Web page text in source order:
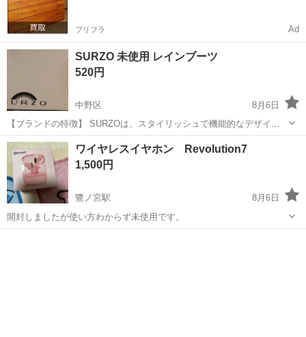
プリフラ Ad
SURZO 未使用 レインブーツ
520円
中野区
8月6日
【ブランドの特徴】 SURZOは、スタイリッシュで機能的なデザイン
を提供するブランドです。特にレインブーツは、雨の日でも快適に過
ごせるように設計されています。 【素材とデザイン】 この長靴は高品
質なレザーを使用して...
東京 中野区 その他 レインブーツ
ワイヤレスイヤホン Revolution7
1,500円
鷺ノ宮駅
8月6日
開封しましたが使い方わからず未使用です。